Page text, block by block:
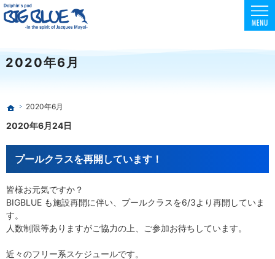
2020年6月
東京でスクーバダイビング・フリーダイビング・スキンダイビングを安全に楽しめる環境
初心者向けコースも充実！フリー・スキンダイビングはBIG BLUE
ホーム
2020年6月
2020年6月24日
プールクラスを再開しています！
皆様お元気ですか？
BIGBLUE も施設再開に伴い、プールクラスを6/3より再開していま
す。
人数制限等ありますがご協力の上、ご参加お待ちしています。
近々のフリー系スケジュールです。